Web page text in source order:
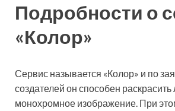
Подробности о
«Колор»
Сервис называется «Колор» и по
создателей он способен
монохромное изображение. При